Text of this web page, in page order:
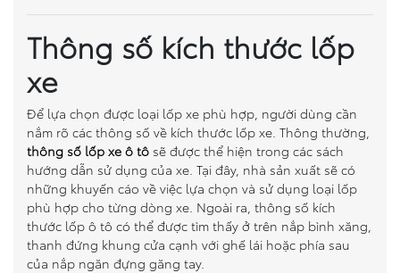
So sánh xe
Dự toán chi phí
Đăng kí lái thử
Liên hệ Đại lý
Thông số kích thước lốp
xe
Để lựa chọn được loại lốp xe phù hợp, người dùng cần
nắm rõ các thông số về kích thước lốp xe. Thông thường,
thông số lốp xe ô tô sẽ được thể hiện trong các sách
hướng dẫn sử dụng của xe. Tại đây, nhà sản xuất sẽ có
những khuyến cáo về việc lựa chọn và sử dụng loại lốp
phù hợp cho từng dòng xe. Ngoài ra, thông số kích
thước lốp ô tô có thể được tìm thấy ở trên nắp bình xăng,
thanh đứng khung cửa cạnh với ghế lái hoặc phía sau
của nắp ngăn đựng găng tay.